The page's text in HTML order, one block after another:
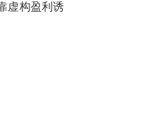
虚构盈利诱